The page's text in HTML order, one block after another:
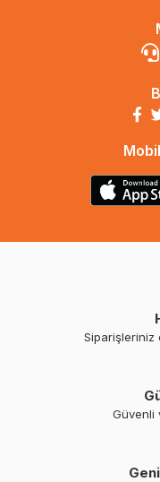
Siparişleriniz
Güvenli